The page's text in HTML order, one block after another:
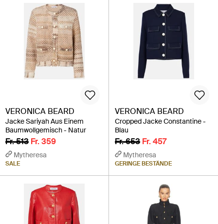
VERONICA BEARD
Jacke Sariyah Aus Einem
Baumwollgemisch - Natur
Fr. 513 Fr. 359
Mytheresa
SALE
VERONICA BEARD
Cropped Jacke Constantine -
Blau
Fr. 653 Fr. 457
Mytheresa
GERINGE BESTÄNDE